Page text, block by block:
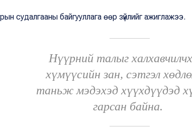
судалгааны байгууллага өөр зүйлийг ажиглажээ.
Нүүрний талыг
хүмүүсийн зан, сэтгэл
таньж мэдэхэд хүүхдүүдэд
гарсан байна.